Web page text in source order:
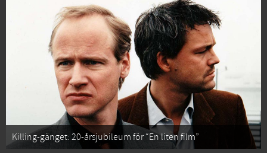
Killing-gänget: 20-årsjubileum för “En liten film”